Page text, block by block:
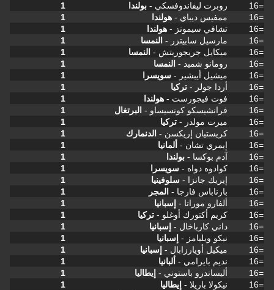
=16 روبرت ليفاندوفسكي - بولندا
1
=16
ممفيس ديباي - هولندا
1
=16
تشافي سيمونز - هولندا
1
=16
مارسيل سابيتزر - النمسا
1
=16
ميكايل جريجوريتش - النمسا
1
=16
رومانو شميد - النمسا
1
=16
ميشيل أيبشير - سويسرا
1
=16
أردا جولر - تركيا
1
=16
فوت فيجورست - هولندا
1
=16
فرانشيسكو كونسيساو - البرتغال
1
=16
ميرت مولدر - تركيا
1
=16
كريستيان إريكسن - الدنمارك
1
=16
إيمري تشان - ألمانيا
1
=16
آدم بوكسا - بولندا
1
=16
كوادوه دواه - سويسرا
1
=16
إيريك جانزا - سلوفينيا
1
=16
بارناباس فارجا - المجر
1
=16
ألفارو موراتا - إسبانيا
1
=16
كريم أكتورك أوغلو - تركيا
1
=16
داني كارباخال - إسبانيا
1
=16
نيكو ويليامز - إسبانيا
1
=16
ميكيل أويارزابال - إسبانيا
1
=16
نديم بايرامي - ألبانيا
1
=16
أليساندرو باستوني - إيطاليا
1
=16
نيكولا باريلا - إيطاليا
1